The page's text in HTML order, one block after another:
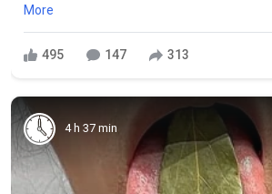
More
495 147 313
4 h 37 min